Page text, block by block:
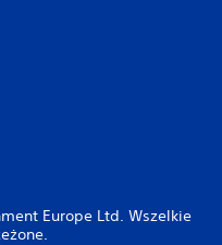
Europe Ltd. Wszelkie